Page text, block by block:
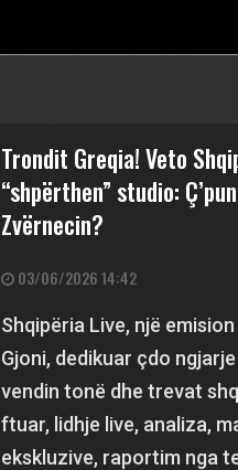
Trondit Greqia! Veto
“shpërthen” studio:
Zvërnecin?
03/06/2026 14:42
Shqipëria Live, një
Gjoni, dedikuar çdo
vendin tonë dhe trevat
ftuar, lidhje live, analiza,
ekskluzive, raportim nga